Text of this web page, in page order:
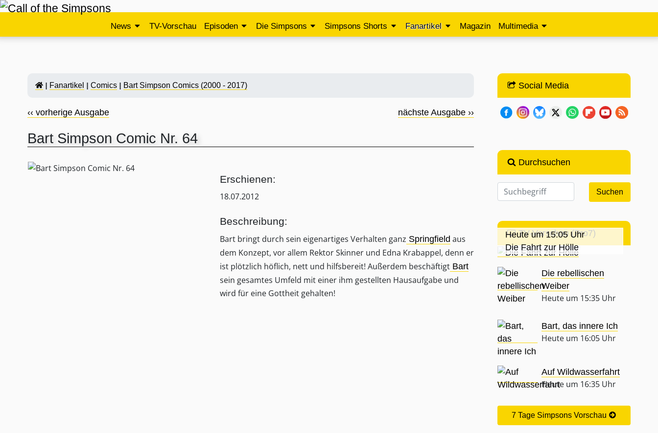
News TV-Vorschau Episoden Die Simpsons Simpsons Shorts Fanartikel Magazin Multimedia
Fanartikel Comics Bart Simpson Comics (2000 - 2017)
‹‹ vorherige Ausgabe nächste Ausgabe ››
Bart Simpson Comic Nr. 64
Erschienen:
18.07.2012
Beschreibung:
Bart bringt durch sein eigenartiges Verhalten ganz Springfield aus
dem Konzept, vor allem Rektor Skinner und Edna Krabappel, denn er
ist plötzlich höflich, nett und hilfsbereit! Außerdem beschäftigtBart
sein gesamtes Umfeld mit einer ihm gestellten Hausaufgabe und
wird für eine Gottheit gehalten!
Social Media
Durchsuchen
TV-Vorschau (Pro7)
Heute um 15:05 Uhr
Die Fahrt zur Hölle
Die rebellischen
Weiber
Heute um 15:35 Uhr
Bart, das innere Ich
Heute um 16:05 Uhr
Auf Wildwasserfahrt
Heute um 16:35 Uhr
7 Tage Simpsons Vorschau